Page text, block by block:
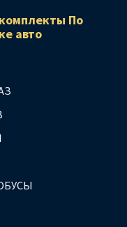
По
авто